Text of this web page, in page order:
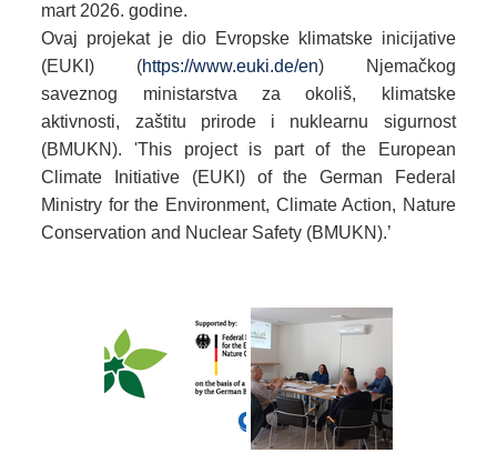
mart 2026. godine.
Ovaj projekat je dio Evropske klimatske inicijative
(EUKI) (https://www.euki.de/en) Njemačkog
saveznog ministarstva za okoliš, klimatske
aktivnosti, zaštitu prirode i nuklearnu sigurnost
(BMUKN).'This project is part of the European
Climate Initiative (EUKI) of the German Federal
Ministry for the Environment, Climate Action, Nature
Conservation and Nuclear Safety (BMUKN).’